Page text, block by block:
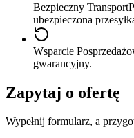
Bezpieczny Transport
ubezpieczona
Wsparcie
gwarancyjny.
Zapytaj o ofertę
Wypełnij formularz, a